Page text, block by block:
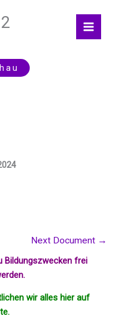
Next Document →
Bildungszwecken frei
wir alles hier auf